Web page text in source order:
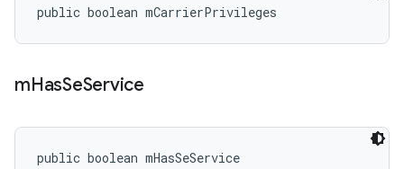
public boolean mCarrierPrivileges
mHasSeService
public boolean mHasSeService